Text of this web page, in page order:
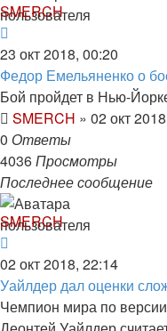
SMERCH
23 окт 2018, 00:20
Федор Емельяненко о
Бой пройдет в Нью-
SMERCH » 02 окт
0 Ответы
4036Просмотры
Последнее сообщение
SMERCH
02 окт 2018, 22:14
Уайлдер дал оценки
Чемпион мира по